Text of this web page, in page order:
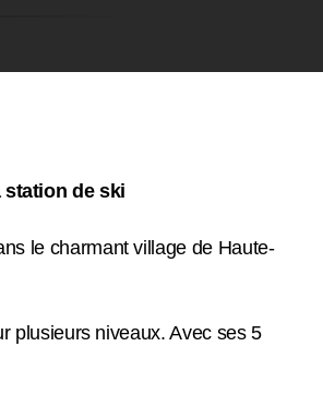
station de ski
le charmant village de Haute-
plusieurs niveaux. Avec ses 5